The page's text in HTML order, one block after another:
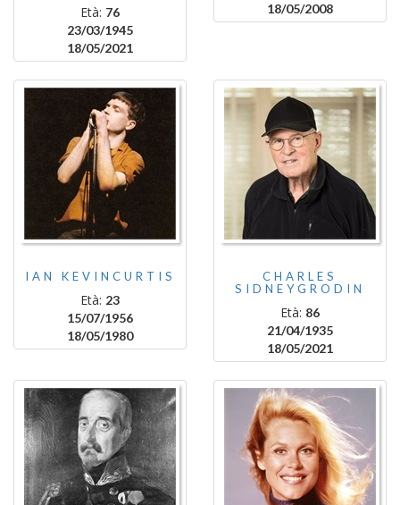
Età: 76
23/03/1945
18/05/2021
18/05/2008
IAN KEVINCURTIS
Età: 23
15/07/1956
18/05/1980
CHARLES
SIDNEYGRODIN
Età: 86
21/04/1935
18/05/2021